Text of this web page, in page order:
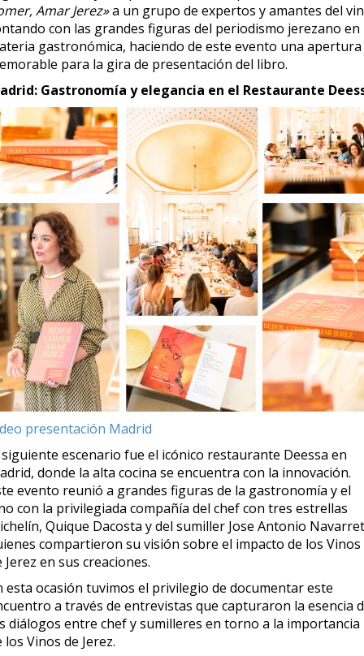
Amar Jerez»a un grupo de expertos y amantes del
con las grandes figuras del periodismo jerezano en
gastronómica, haciendo de este evento una apertura
para la gira de presentación del libro.
Gastronomía y elegancia en el Restaurante
presentación Madrid
siguiente escenario fue el icónico restaurante Deessa en
donde la alta cocina se encuentra con la innovación.
evento reunió a grandes figuras de la gastronomía y el
con la privilegiada compañía del chef con tres estrellas
Quique Dacosta y del sumiller Jose Antonio
compartieron su visión sobre el impacto de los Vinos
Jerez en sus creaciones.
esta ocasión tuvimos el privilegio de documentar este
a través de entrevistas que capturaron la esencia
diálogos entre chef y sumilleres en torno a la importancia
los Vinos de Jerez.